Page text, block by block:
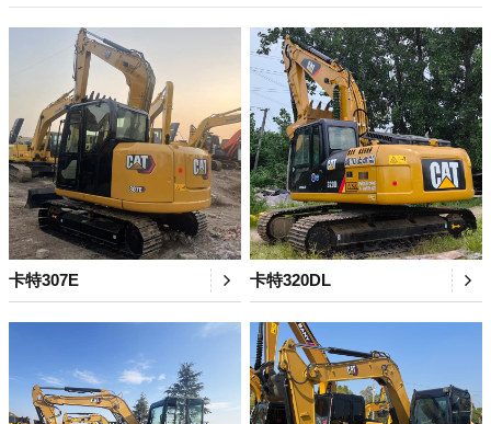
卡特307E 卡特320DL